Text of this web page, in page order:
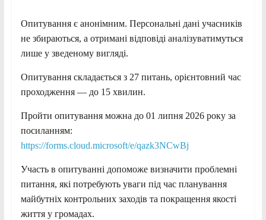
Опитування є анонімним. Персональні дані учасників
не збираються, а отримані відповіді аналізуватимуться
лише у зведеному вигляді.
Опитування складається з 27 питань, орієнтовний час
проходження — до 15 хвилин.
Пройти опитування можна до 01 липня 2026 року за
посиланням:
https://forms.cloud.microsoft/e/qazk3NCwBj
Участь в опитуванні допоможе визначити проблемні
питання, які потребують уваги під час планування
майбутніх контрольних заходів та покращення якості
життя у громадах.